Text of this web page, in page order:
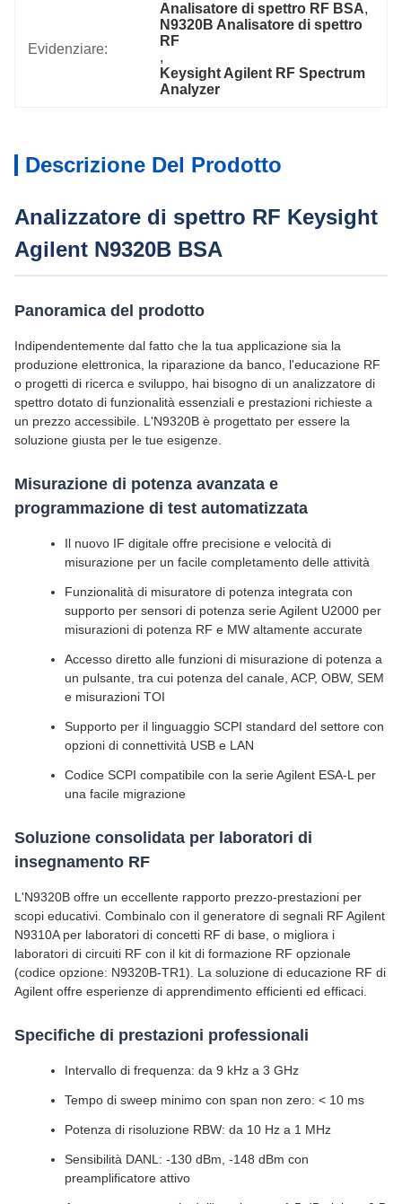
Evidenziare:
Analisatore di spettro RF BSA,
N9320B Analisatore di spettro
RF
,
Keysight Agilent RF Spectrum
Analyzer
Descrizione Del Prodotto
Analizzatore di spettro RF Keysight
Agilent N9320B BSA
Panoramica del prodotto
Indipendentemente dal fatto che la tua applicazione sia la
produzione elettronica, la riparazione da banco, l'educazione RF
o progetti di ricerca e sviluppo, hai bisogno di un analizzatore di
spettro dotato di funzionalità essenziali e prestazioni richieste a
un prezzo accessibile. L'N9320B è progettato per essere la
soluzione giusta per le tue esigenze.
Misurazione di potenza avanzata e
programmazione di test automatizzata
Il nuovo IF digitale offre precisione e velocità di
misurazione per un facile completamento delle attività
Funzionalità di misuratore di potenza integrata con
supporto per sensori di potenza serie Agilent U2000 per
misurazioni di potenza RF e MW altamente accurate
Accesso diretto alle funzioni di misurazione di potenza a
un pulsante, tra cui potenza del canale, ACP, OBW, SEM
e misurazioni TOI
Supporto per il linguaggio SCPI standard del settore con
opzioni di connettività USB e LAN
Codice SCPI compatibile con la serie Agilent ESA-L per
una facile migrazione
Soluzione consolidata per laboratori di
insegnamento RF
L'N9320B offre un eccellente rapporto prezzo-prestazioni per
scopi educativi. Combinalo con il generatore di segnali RF Agilent
N9310A per laboratori di concetti RF di base, o migliora i
laboratori di circuiti RF con il kit di formazione RF opzionale
(codice opzione: N9320B-TR1). La soluzione di educazione RF di
Agilent offre esperienze di apprendimento efficienti ed efficaci.
Specifiche di prestazioni professionali
Intervallo di frequenza: da 9 kHz a 3 GHz
Tempo di sweep minimo con span non zero: < 10 ms
Potenza di risoluzione RBW: da 10 Hz a 1 MHz
Sensibilità DANL: -130 dBm, -148 dBm con
preamplificatore attivo